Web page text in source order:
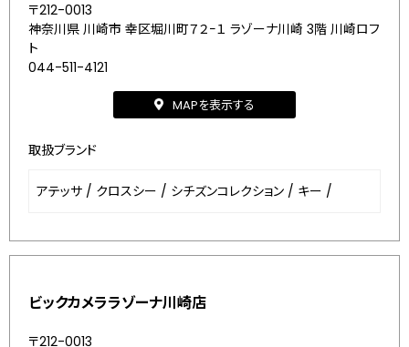
〒212-0013
神奈川県 川崎市 幸区堀川町７２−１ ラゾーナ川崎 3階 川崎ロフ
ト
044-511-4121
MAPを表示する
取扱ブランド
アテッサ / クロスシー / シチズンコレクション / キー /
ビックカメララゾーナ川崎店
〒212-0013